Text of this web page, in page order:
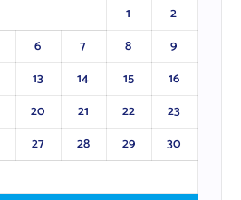
1
2
6 7 8
9
13 14 15
16
20 21 22
23
27 28 29
30